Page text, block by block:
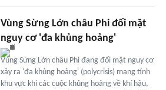
Vùng Sừng Lớn châu Phi đối mặt
nguy cơ 'đa khủng hoảng'
Vùng Sừng Lớn châu Phi đang đối mặt nguy cơ
xảy ra 'đa khủng hoảng' (polycrisis) mang tính
khu vực khi các cuộc khủng hoảng về khí hậu,